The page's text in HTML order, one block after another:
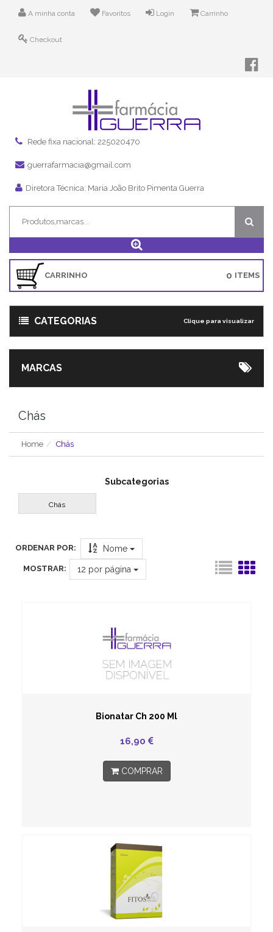
A minha conta Favoritos Login Carrinho
Checkout
Rede fixa nacional: 225020470
guerrafarmacia@gmail.com
Diretora Técnica: Maria João Brito Pimenta Guerra
CARRINHO ITEMS
0
CATEGORIAS Clique para visualizar
MARCAS
Chás
Home Chás
Subcategorias
Chás
ORDENAR POR: Nome
MOSTRAR: 12 por página
Bionatar Ch 200 Ml
16,90
COMPRAR